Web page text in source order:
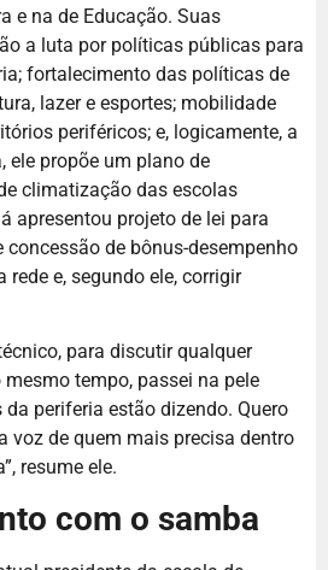
e na de Educação. Suas
a luta por políticas públicas para
fortalecimento das políticas de
lazer e esportes; mobilidade
periféricos; e, logicamente, a
ele propõe um plano de
climatização das escolas
apresentou projeto de lei para
concessão de bônus-desempenho
rede e, segundo ele, corrigir
para discutir qualquer
tempo, passei na pele
periferia estão dizendo. Quero
voz de quem mais precisa dentro
resume ele.
com o samba